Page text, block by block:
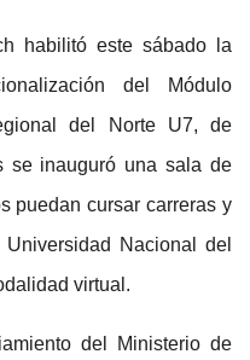
habilitó este sábado la
del Módulo
del Norte U7, de
se inauguró una sala de
puedan cursar carreras y
Nacional del
virtual.
del Ministerio de